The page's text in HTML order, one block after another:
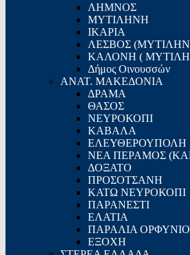
ΛΗΜΝΟΣ
ΜΥΤΙΛΗΝΗ
ΙΚΑΡΙΑ
ΛΕΣΒΟΣ
ΚΑΛΟΝΗ (
Δήμος Οινουσσών
ΑΝΑΤ. ΜΑΚΕΔΟΝΙΑ
ΔΡΑΜΑ
ΘΑΣΟΣ
ΝΕΥΡΟΚΟΠΙ
ΚΑΒΑΛΑ
ΕΛΕΥΘΕΡΟΥΠΟΛΗ
ΝΕΑ ΠΕΡΑΜΟΣ
ΔΟΞΑΤΟ
ΠΡΟΣΟΤΣΑΝΗ
ΚΑΤΩ ΝΕΥΡΟΚΟΠΙ
ΠΑΡΑΝΕΣΤΙ
ΕΛΑΤΙΑ
ΠΑΡΑΛΙΑ
ΕΞΟΧΗ